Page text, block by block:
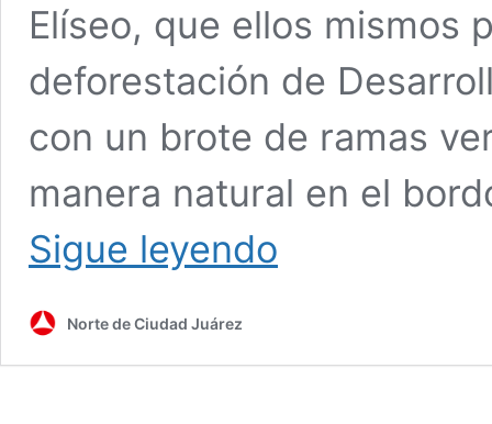
Elíseo, que ellos mismos
deforestación de
con un brote de ramas
manera natural en el
Sigue leyendo
Norte de Ciudad Juárez